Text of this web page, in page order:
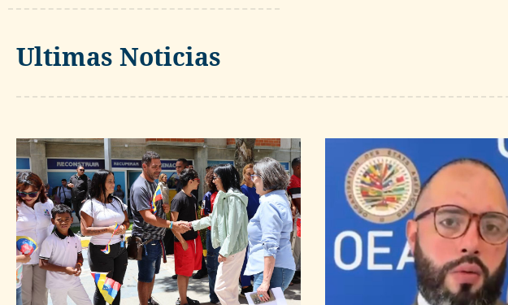
Ultimas Noticias